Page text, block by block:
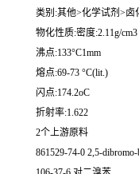
类别:其他>化学试剂>卤
物化性质:密度:2.11g/cm3
沸点:133°C1mm
熔点:69-73 °C(lit.)
闪点:174.2oC
折射率:1.622
2个上游原料
861529-74-0 2,5-